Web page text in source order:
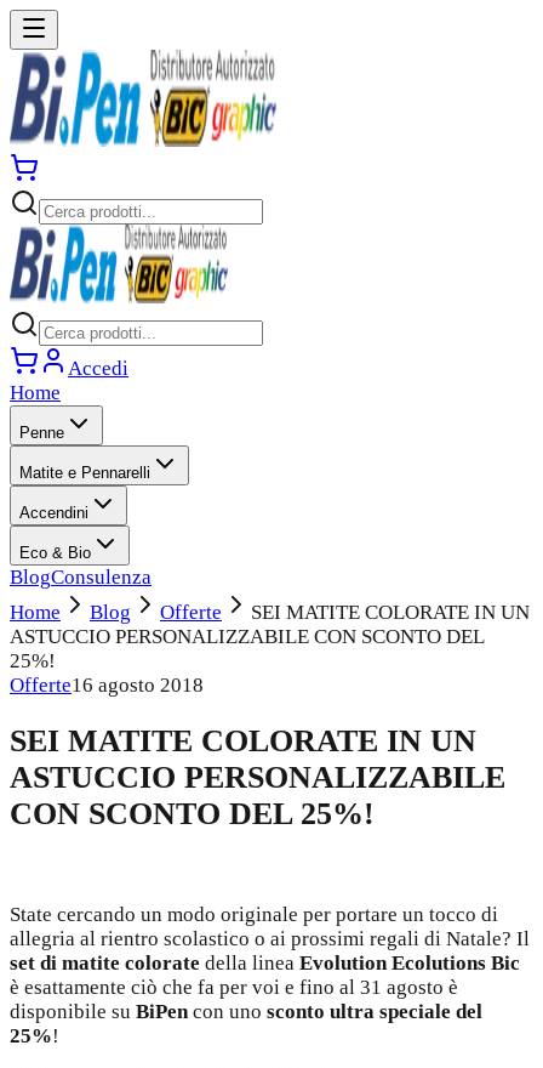
Accedi
Home
Penne
Matite e Pennarelli
Accendini
Eco & Bio
BlogConsulenza
Home
Blog Offerte
SEI MATITE COLORATE IN UN
ASTUCCIO PERSONALIZZABILE CON SCONTO DEL
25%!
Offerte16 agosto 2018
SEI MATITE COLORATE IN UN
ASTUCCIO PERSONALIZZABILE
CON SCONTO DEL 25%!
State cercando un modo originale per portare un tocco di
allegria al rientro scolastico o ai prossimi regali di Natale? Il
set di matite colorate della linea Evolution Ecolutions Bic
è esattamente ciò che fa per voi e fino al 31 agosto è
disponibile su BiPencon uno sconto ultra speciale del
25%!